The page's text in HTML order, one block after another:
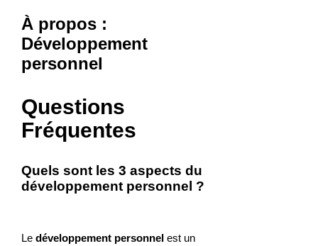
À propos :
Développement
personnel
Questions
Fréquentes
Quels sont les 3 aspects du
développement personnel ?
Le développement personnelest un